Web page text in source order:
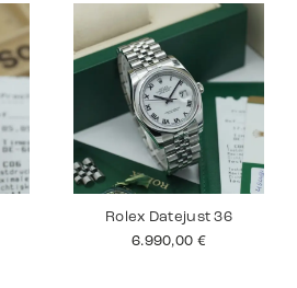
Rolex Datejust 36
6.990,00 €